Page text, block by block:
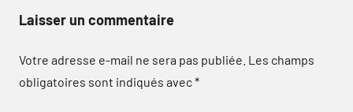
Laisser un commentaire
Votre adresse e-mail ne sera pas publiée. Les champs
obligatoires sont indiqués avec*